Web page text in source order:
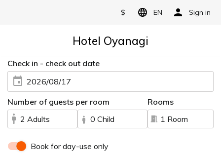
$ EN Sign in
Hotel Oyanagi
Check in - check out date
2026/08/17
Number of guests per room
2 Adults
0 Child
Rooms
1 Room
Book for day-use only